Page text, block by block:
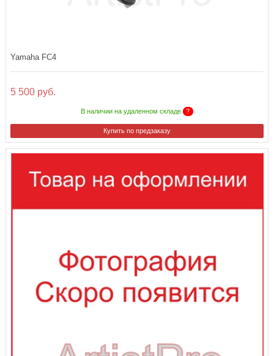
Yamaha FC4
5 500 руб.
В наличии на удаленном складе ?
Купить по предзаказу